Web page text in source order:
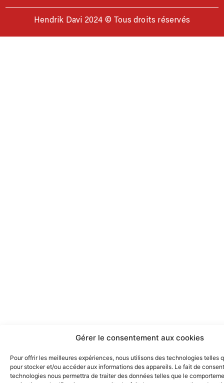
Gérer le consentement aux cookies
Pour offrir les meilleures expériences, nous utilisons des technologies telles
pour stocker et/ou accéder aux informations des appareils. Le fait de
technologies nous permettra de traiter des données telles que le
Hendrik Davi 2024 © Tous droits réservés